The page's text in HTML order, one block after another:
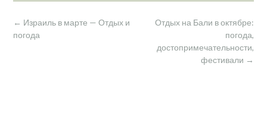
Навигация
по
Отдых на Бали в октябре:
погода,
достопримечательности,
фестивали →
← Израиль в марте — Отдых и
погода